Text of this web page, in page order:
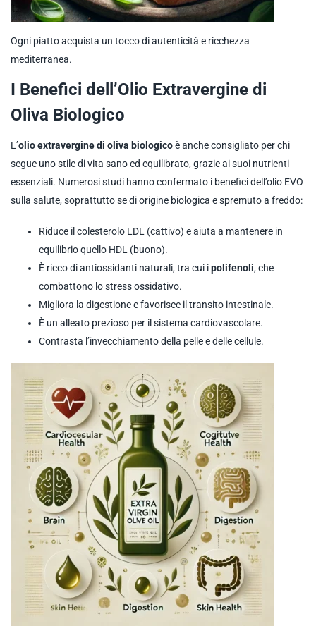
Ogni piatto acquista un tocco di autenticità e ricchezza
mediterranea.
I Benefici dell’Olio Extravergine di
Oliva Biologico
L’olio extravergine di oliva biologicoè anche consigliato per chi
segue uno stile di vita sano ed equilibrato, grazie ai suoi nutrienti
essenziali. Numerosi studi hanno confermato i benefici dell’olio EVO
sulla salute, soprattutto se di origine biologica e spremuto a freddo:
Riduce il colesterolo LDL (cattivo) e aiuta a mantenere in
equilibrio quello HDL (buono).
È ricco di antiossidanti naturali, tra cui ipolifenoli, che
combattono lo stress ossidativo.
Migliora la digestione e favorisce il transito intestinale.
È un alleato prezioso per il sistema cardiovascolare.
Contrasta l’invecchiamento della pelle e delle cellule.